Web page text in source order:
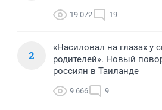
19 072 19
2
«Насиловал на глазах у
родителей». Новый
россиян в Таиланде
9 666 9